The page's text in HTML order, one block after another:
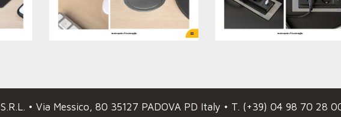
S.R.L. • Via Messico, 80 35127 PADOVA PD Italy • T. (+39) 04 98 70 28